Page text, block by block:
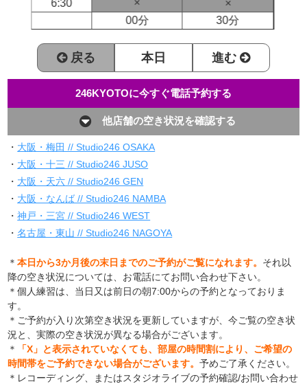
6:30 ×
×
00分
30分
戻る 本日 進む
246KYOTOに今すぐ電話予約する
他店舗の空き状況を確認する
・ 大阪・梅田 // Studio246 OSAKA
・ 大阪・十三 // Studio246 JUSO
・ 大阪・天六 // Studio246 GEN
・ 大阪・なんば // Studio246 NAMBA
・神戸・三宮 // Studio246 WEST
・名古屋・東山 // Studio246 NAGOYA
＊本日から3か月後の末日までのご予約がご覧になれます。 それ以
降の空き状況については、お電話にてお問い合わせ下さい。
＊個人練習は、当日又は前日の朝7:00からの予約となっておりま
す。
＊ご予約が入り次第空き状況を更新していますが、今ご覧の空き状
況と、実際の空き状況が異なる場合がございます。
＊
「X」と表示されていなくても、部屋の時間割により、ご希望の
時間帯をご予約できない場合がございます。予めご了承ください。
＊レコーディング、またはスタジオライブの予約確認/お問い合わせ